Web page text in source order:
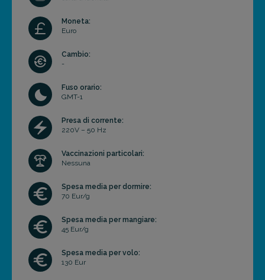
Moneta:
Euro
Cambio:
-
Fuso orario:
GMT-1
Presa di corrente:
220V – 50 Hz
Vaccinazioni particolari:
Nessuna
Spesa media per dormire:
70 Eur/g
Spesa media per mangiare:
45 Eur/g
Spesa media per volo:
130 Eur